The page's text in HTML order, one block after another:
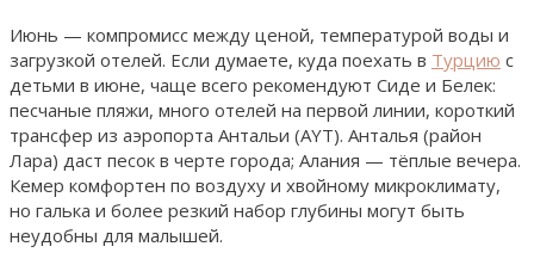
Июнь — компромисс между ценой, температурой воды и
загрузкой отелей. Если думаете, куда поехать в Турцию с
детьми в июне, чаще всего рекомендуют Сиде и Белек:
песчаные пляжи, много отелей на первой линии, короткий
трансфер из аэропорта Антальи (AYT). Анталья (район
Лара) даст песок в черте города; Алания — тёплые вечера.
Кемер комфортен по воздуху и хвойному микроклимату,
но галька и более резкий набор глубины могут быть
неудобны для малышей.